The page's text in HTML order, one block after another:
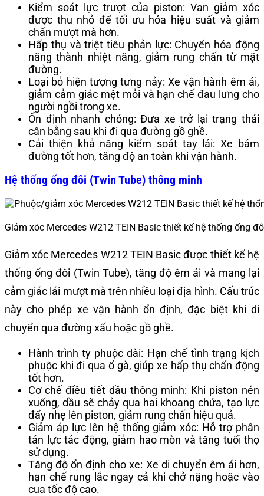
Kiểm soát lực trượt của piston: Van giảm xóc
được thu nhỏ để tối ưu hóa hiệu suất và giảm
chấn mượt mà hơn.
Hấp thụ và triệt tiêu phản lực: Chuyển hóa động
năng thành nhiệt năng, giảm rung chấn từ mặt
đường.
Loại bỏ hiện tượng tưng nảy: Xe vận hành êm ái,
giảm cảm giác mệt mỏi và hạn chế đau lưng cho
người ngồi trong xe.
Ổn định nhanh chóng: Đưa xe trở lại trạng thái
cân bằng sau khi đi qua đường gồ ghề.
Cải thiện khả năng kiểm soát tay lái: Xe bám
đường tốt hơn, tăng độ an toàn khi vận hành.
Hệ thống ống đôi (Twin Tube) thông minh
Giảm xóc Mercedes W212 TEIN Basic thiết kế hệ thống ống
Giảm xóc Mercedes W212 TEIN Basic được thiết kế hệ
thống ống đôi (Twin Tube), tăng độ êm ái và mang lại
cảm giác lái mượt mà trên nhiều loại địa hình. Cấu trúc
này cho phép xe vận hành ổn định, đặc biệt khi di
chuyển qua đường xấu hoặc gồ ghề.
Hành trình ty phuộc dài: Hạn chế tình trạng kịch
phuộc khi đi qua ổ gà, giúp xe hấp thụ chấn động
tốt hơn.
Cơ chế điều tiết dầu thông minh: Khi piston nén
xuống, dầu sẽ chảy qua hai khoang chứa, tạo lực
đẩy nhẹ lên piston, giảm rung chấn hiệu quả.
Giảm áp lực lên hệ thống giảm xóc: Hỗ trợ phân
tán lực tác động, giảm hao mòn và tăng tuổi thọ
sử dụng.
Tăng độ ổn định cho xe: Xe di chuyển êm ái hơn,
hạn chế rung lắc ngay cả khi chở nặng hoặc vào
cua tốc độ cao.